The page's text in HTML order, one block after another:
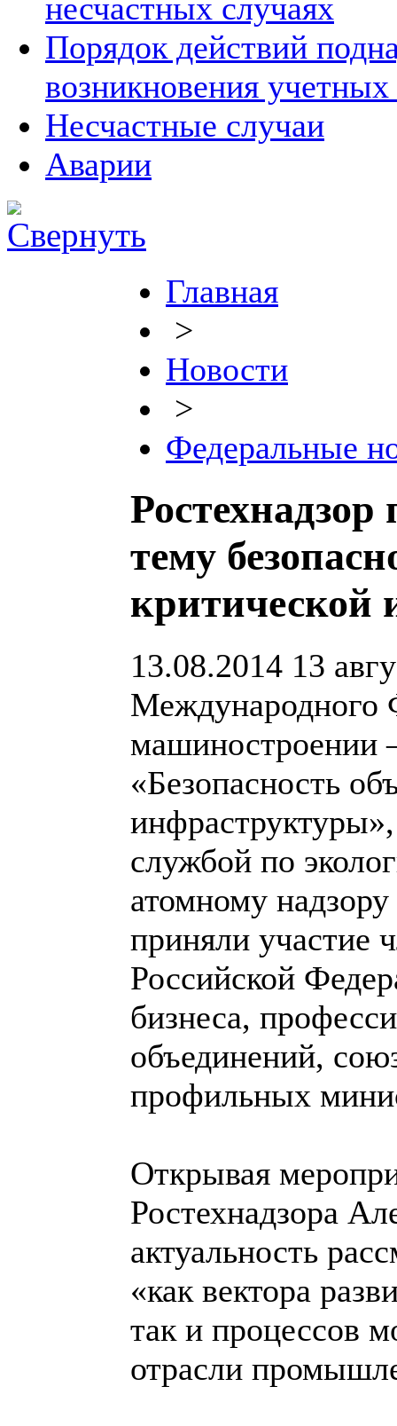
несчастных случаях
Порядок действий
возникновения
Несчастные случаи
Аварии
Главная
>
Новости
>
Федеральные
тему
критической
13.08.2014 13
Международного
машиностроении
«Безопасность
службой по
атомному
приняли участие
Российской
бизнеса,
объединений,
профильных
Открывая
Ростехнадзора
актуальность
«как вектора
так и процессов
отрасли